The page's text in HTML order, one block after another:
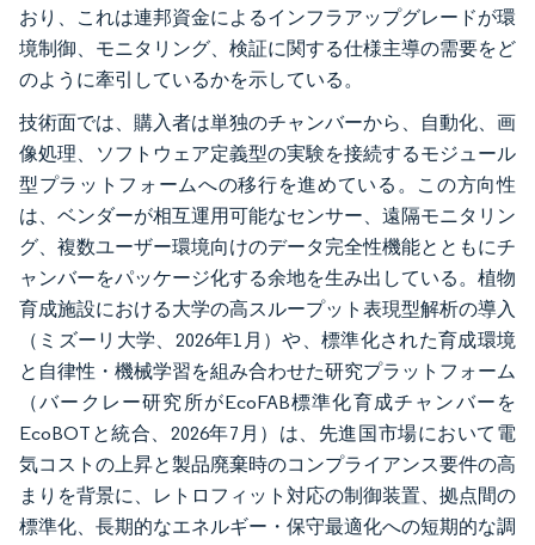
おり、これは連邦資金によるインフラアップグレードが環
境制御、モニタリング、検証に関する仕様主導の需要をど
のように牽引しているかを示している。
技術面では、購入者は単独のチャンバーから、自動化、画
像処理、ソフトウェア定義型の実験を接続するモジュール
型プラットフォームへの移行を進めている。この方向性
は、ベンダーが相互運用可能なセンサー、遠隔モニタリン
グ、複数ユーザー環境向けのデータ完全性機能とともにチ
ャンバーをパッケージ化する余地を生み出している。植物
育成施設における大学の高スループット表現型解析の導入
（ミズーリ大学、2026年1月）や、標準化された育成環境
と自律性・機械学習を組み合わせた研究プラットフォーム
（バークレー研究所がEcoFAB標準化育成チャンバーを
EcoBOTと統合、2026年7月）は、先進国市場において電
気コストの上昇と製品廃棄時のコンプライアンス要件の高
まりを背景に、レトロフィット対応の制御装置、拠点間の
標準化、長期的なエネルギー・保守最適化への短期的な調